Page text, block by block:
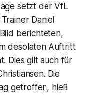
setzt der VfL
Daniel
berichteten,
desolaten Auftritt
Dies gilt auch für
Die
getroffen, hieß